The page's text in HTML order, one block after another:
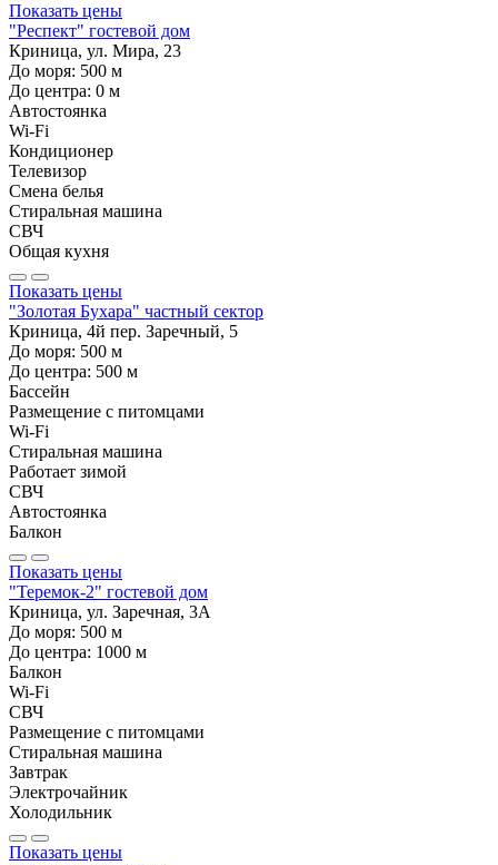
Показать цены
"Респект" гостевой дом
Криница, ул. Мира, 23
До моря: 500 м
До центра: 0 м
Автостоянка
Wi-Fi
Кондиционер
Телевизор
Смена белья
Стиральная машина
СВЧ
Общая кухня
Показать цены
"Золотая Бухара" частный сектор
Криница, 4й пер. Заречный, 5
До моря: 500 м
До центра: 500 м
Бассейн
Размещение с питомцами
Wi-Fi
Стиральная машина
Работает зимой
СВЧ
Автостоянка
Балкон
Показать цены
"Теремок-2" гостевой дом
Криница, ул. Заречная, 3А
До моря: 500 м
До центра: 1000 м
Балкон
Wi-Fi
СВЧ
Размещение с питомцами
Стиральная машина
Завтрак
Электрочайник
Холодильник
Показать цены